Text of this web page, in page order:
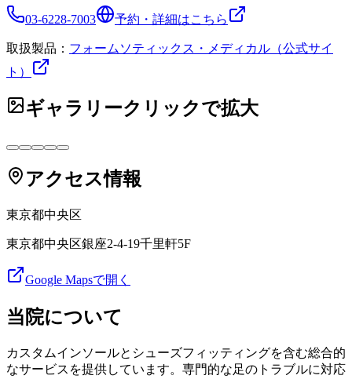
03-6228-7003 予約・詳細はこちら
取扱製品： フォームソティックス・メディカル（公式サイ
ト）
ギャラリークリックで拡大
アクセス情報
東京都中央区
東京都中央区銀座2‐4‐19千里軒5F
Google Mapsで開く
当院について
カスタムインソールとシューズフィッティングを含む総合的
なサービスを提供しています。専門的な足のトラブルに対応